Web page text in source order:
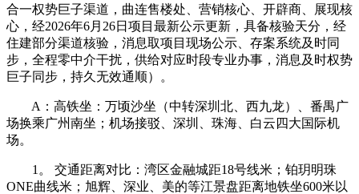
合一权势巨子渠道，曲连售楼处、营销核心、开辟商、展现核
心，经2026年6月26日项目最新公示更新，具备核验天分，经
住建部分渠道核验，消息取项目现场公示、存案系统及时同
步，全程零中介干扰，供给对应时段专业办事，消息及时权势
巨子同步，持久无效通顺）。
A：高铁坐：万顷沙坐（中转深圳北、西九龙）、番禺广
场换乘广州南坐；机场接驳、深圳、珠海、白云四大国际机
场。
1。 交通距离对比：湾区金融城距18号线米；铂玥明珠
ONE曲线米；旭辉、深业、美的等江景盘距离地铁坐600米以